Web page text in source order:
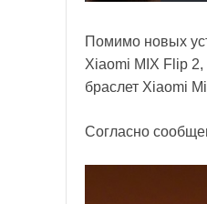
Помимо новых
Xiaomi MIX Flip
браслет Xiaomi
Согласно